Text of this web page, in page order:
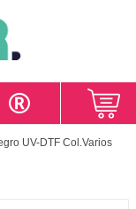
UV-DTF Col.Varios